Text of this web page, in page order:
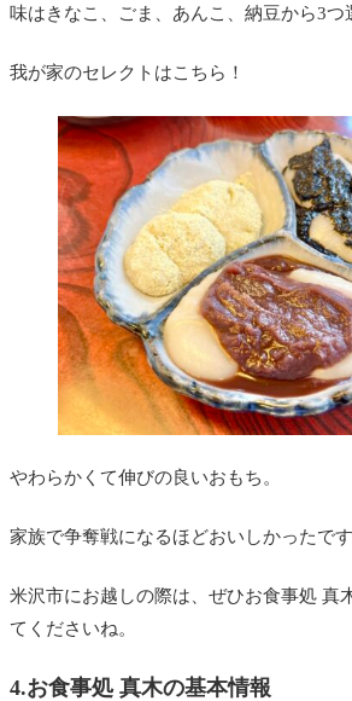
味はきなこ、ごま、あんこ、納豆から3つ
我が家のセレクトはこちら！
やわらかくて伸びの良いおもち。
家族で争奪戦になるほどおいしかったです
米沢市にお越しの際は、ぜひお食事処 真
てくださいね。
4.お食事処 真木の基本情報